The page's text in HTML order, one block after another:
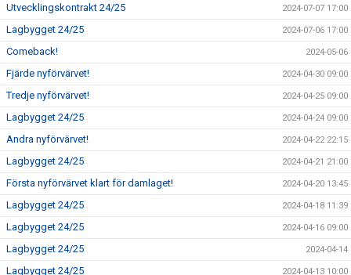
Utvecklingskontrakt 24/25 2024-07-07 17:00
Lagbygget 24/25 2024-07-06 17:00
Comeback! 2024-05-06
Fjärde nyförvärvet! 2024-04-30 09:00
Tredje nyförvärvet! 2024-04-25 09:00
Lagbygget 24/25 2024-04-24 09:00
Andra nyförvärvet! 2024-04-22 22:15
Lagbygget 24/25 2024-04-21 21:00
Första nyförvärvet klart för damlaget! 2024-04-20 13:45
Lagbygget 24/25 2024-04-18 11:39
Lagbygget 24/25 2024-04-16 09:00
Lagbygget 24/25 2024-04-14
Lagbygget 24/25 2024-04-13 10:00